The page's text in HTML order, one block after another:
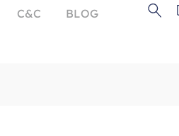
C&C
BLOG